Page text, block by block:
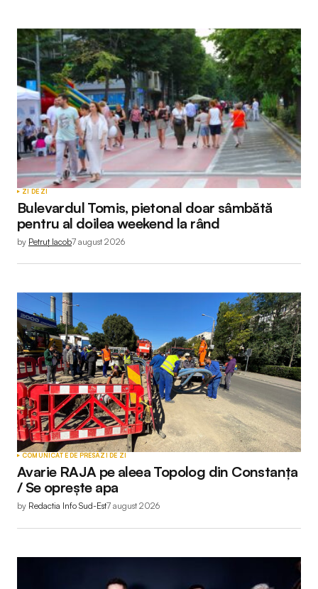
ZI DE ZI
Bulevardul Tomis, pietonal doar sâmbătă
pentru al doilea weekend la rând
by Petruț Iacob7 august 2026
COMUNICATE DE PRESĂZI DE ZI
Avarie RAJA pe aleea Topolog din Constanța
/ Se oprește apa
by Redactia Info Sud-Est7 august 2026